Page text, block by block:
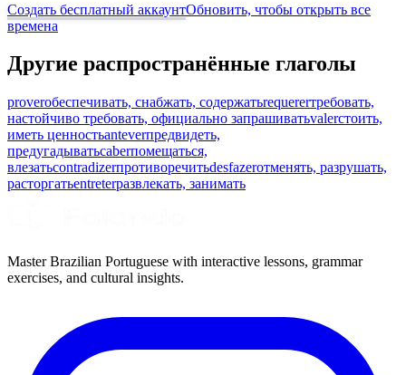
Создать бесплатный аккаунтОбновить, чтобы открыть все
времена
Другие распространённые глаголы
proverобеспечивать, снабжать, содержатьrequererтребовать,
настойчиво требовать, официально запрашиватьvalerстоить,
иметь ценностьanteverпредвидеть,
предугадыватьcaberпомещаться,
влезатьcontradizerпротиворечитьdesfazerотменять, разрушать,
расторгатьentreterразвлекать, занимать
Master Brazilian Portuguese with interactive lessons, grammar
exercises, and cultural insights.